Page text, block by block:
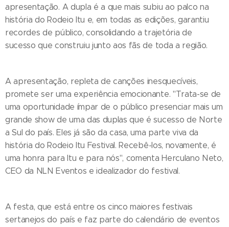
apresentação. A dupla é a que mais subiu ao palco na
história do Rodeio Itu e, em todas as edições, garantiu
recordes de público, consolidando a trajetória de
sucesso que construiu junto aos fãs de toda a região.
A apresentação, repleta de canções inesquecíveis,
promete ser uma experiência emocionante. "Trata-se de
uma oportunidade ímpar de o público presenciar mais um
grande show de uma das duplas que é sucesso de Norte
a Sul do país. Eles já são da casa, uma parte viva da
história do Rodeio Itu Festival. Recebê-los, novamente, é
uma honra para Itu e para nós", comenta Herculano Neto,
CEO da NLN Eventos e idealizador do festival.
A festa, que está entre os cinco maiores festivais
sertanejos do país e faz parte do calendário de eventos